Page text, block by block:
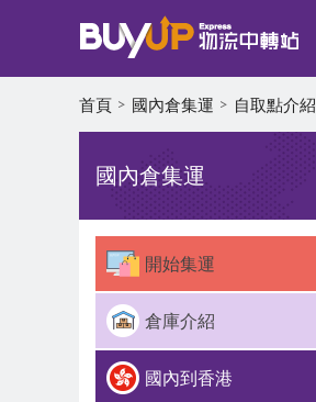
首頁 國內倉集運 自取點介紹
國內倉集運
開始集運
倉庫介紹
國內到香港